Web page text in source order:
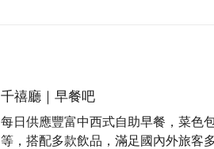
千禧廳｜早餐吧
每日供應豐富中西式自助早餐，菜色
等，搭配多款飲品，滿足國內外旅客